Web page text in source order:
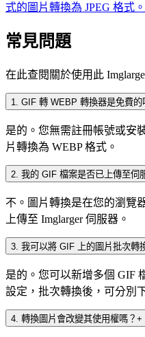
式的圖片轉換為 JPEG 格式。
常見問題
在此查閱關於使用此
1. GIF 轉 WEBP 轉換器是免費的
是的。您無需註冊帳號或安
片轉換為 WEBP 格式。
2. 我的 GIF 檔案是否已上傳至伺
不。圖片轉換是在您的瀏覽
上傳至 Imglarger 伺服器。
3. 我可以將 GIF 上的圖片批次轉
是的。您可以新增多個 GIF
設定，批次轉換後，可分別
4. 轉換圖片會改變其使用權嗎？ +